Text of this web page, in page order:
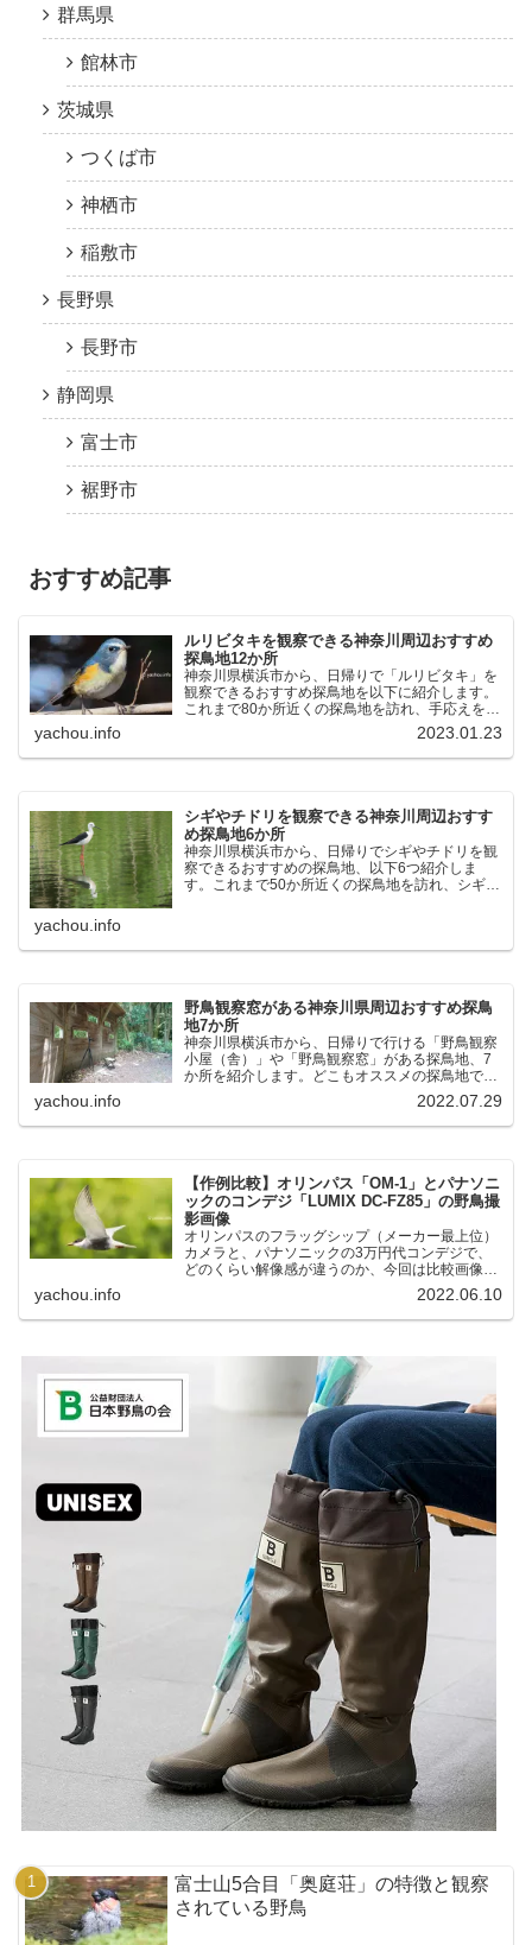
群馬県
館林市
茨城県
つくば市
神栖市
稲敷市
長野県
長野市
静岡県
富士市
裾野市
おすすめ記事
ルリビタキを観察できる神奈川周辺おすすめ
探鳥地12か所
神奈川県横浜市から、日帰りで「ルリビタキ」を
観察できるおすすめ探鳥地を以下に紹介します。
これまで80か所近くの探鳥地を訪れ、手応えを感
じた場所です。以下、★ が多いほど観察しやす
く、出現頻度が高いと感じた場所です。 北本自然
観察公園：埼玉県...
yachou.info 2023.01.23
シギやチドリを観察できる神奈川周辺おすす
め探鳥地6か所
神奈川県横浜市から、日帰りでシギやチドリを観
察できるおすすめの探鳥地、以下6つ紹介しま
す。これまで50か所近くの探鳥地を訪れ、シギや
yachou.info
野鳥観察窓がある神奈川県周辺おすすめ探鳥
地7か所
神奈川県横浜市から、日帰りで行ける「野鳥観察
小屋（舎）」や「野鳥観察窓」がある探鳥地、7
か所を紹介します。どこもオススメの探鳥地で
す。実際に訪れてみると、野山にいる野鳥、海や
湖にいる野鳥それぞれ違う観察になりました。街
中にあり、電車で行ける...
yachou.info 2022.07.29
【作例比較】オリンパス「OM-1」とパナソニ
ックのコンデジ「LUMIX DC-FZ85」の野鳥撮
影画像
オリンパスのフラッグシップ（メーカー最上位）
カメラと、パナソニックの3万円代コンデジで、
どのくらい解像感が違うのか、今回は比較画像を
紹介します。私はコンデジを愛用しているのです
が、相棒がオリンパス「OM-1」を使い始めたと
ころ、同じ被写体で...
yachou.info 2022.06.10
富士山5合目「奥庭荘」の特徴と観察
されている野鳥